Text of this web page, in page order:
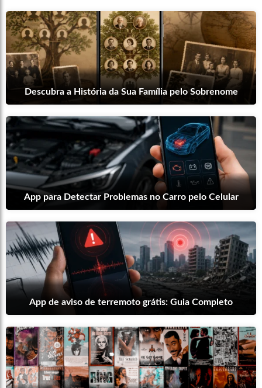
Descubra a História da Sua Família pelo Sobrenome
App para Detectar Problemas no Carro pelo Celular
App de aviso de terremoto grátis: Guia Completo